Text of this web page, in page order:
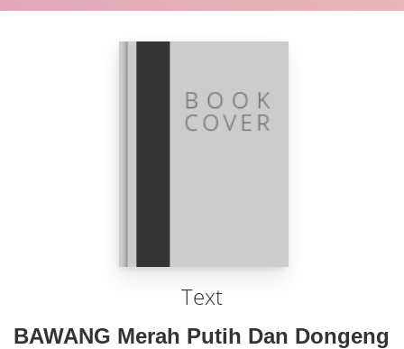
Text
BAWANG Merah Putih Dan Dongeng